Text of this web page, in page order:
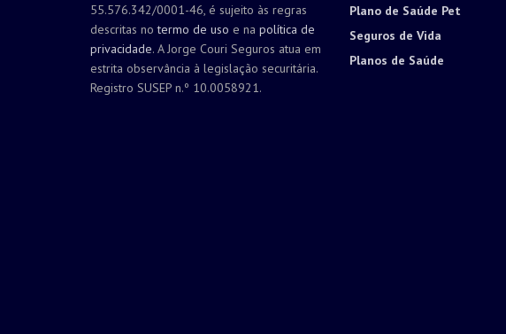
55.576.342/0001-46, é sujeito às regras
descritas notermo de uso e na política de
privacidade. A Jorge Couri Seguros atua em
estrita observância à legislação securitária.
Registro SUSEP n.º 10.0058921.
Plano de Saúde Pet
Seguros de Vida
Planos de Saúde